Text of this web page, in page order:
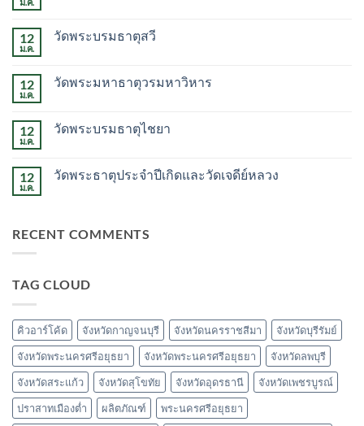
บน
ระนอง
12
ม.ค.
วัดพระบรมธาตุสวี
บน
สวี
12
ม.ค.
วัดพระมหาธาตุวรมหาวิหาร
บน
วรมหาวิหาร
12
ม.ค.
วัดพระบรมธาตุไชยา
บน
12
ม.ค.
วัดพระธาตุประจำปีเกิดและวัดเจดีย์หลวง
วัด
เกิด
หลวง
RECENT COMMENTS
TAG CLOUD
คิวอาร์โค้ด จังหวัดกาญจนบุรี จังหวัดนครราชสีมา
จังหวัดบุรีรัมย์
จังหวัดพระนครศรีอยุธยา
จังหวัดพระนครศรีอยุธยา
จังหวัดลพบุรี
จังหวัดสระแก้ว
จังหวัดสุโขทัย จังหวัดอุดรธานี
จังหวัดเพชรบูรณ์
ปราสาทเมืองต่ำ
ผลิตภัณฑ์
พระนครศรีอยุธยา